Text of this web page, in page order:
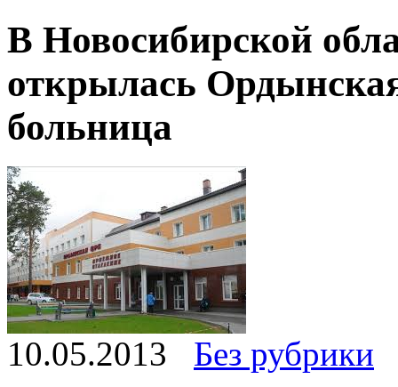
В Новосибирской
открылась
больница
10.05.2013
Без рубрики